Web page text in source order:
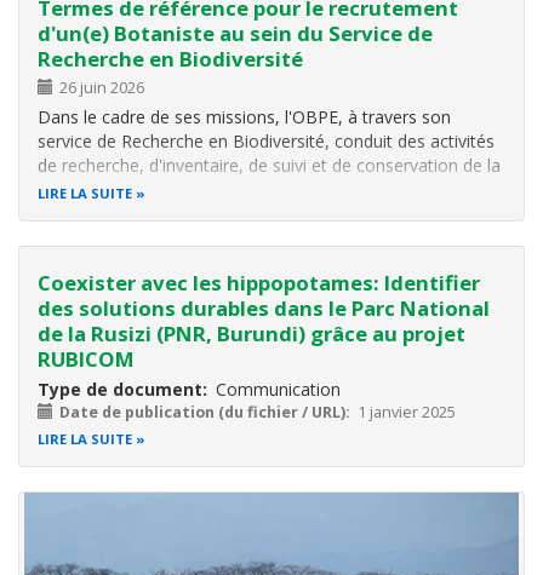
Termes de référence pour le recrutement
d'un(e) Botaniste au sein du Service de
Recherche en Biodiversité
26 juin 2026
Dans le cadre de ses missions, l'OBPE, à travers son
service de Recherche en Biodiversité, conduit des activités
de recherche, d'inventaire, de suivi et de conservation de la
Biodiversité (flore, faune, écosystèmes), en particulier au
LIRE LA SUITE
Coexister avec les hippopotames: Identifier
des solutions durables dans le Parc National
de la Rusizi (PNR, Burundi) grâce au projet
RUBICOM
Type de document Communication
Date de publication (du fichier / URL) 1 janvier 2025
LIRE LA SUITE